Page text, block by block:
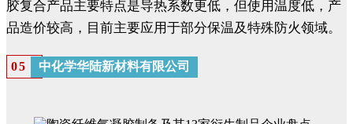
胶复合产品主要特点是导热系数更低，但使用温度低，产
品造价较高，目前主要应用于部分保温及特殊防火领域。
05 中化学华陆新材料有限公司